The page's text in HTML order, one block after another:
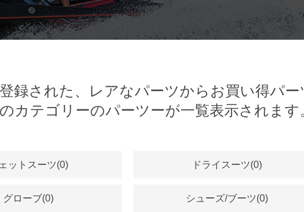
録された、レアなパーツからお買い得パー
カテゴリーのパーツーが一覧表示されます
ットスーツ(0) ドライスーツ(0)
グローブ(0) シューズ/ブーツ(0)